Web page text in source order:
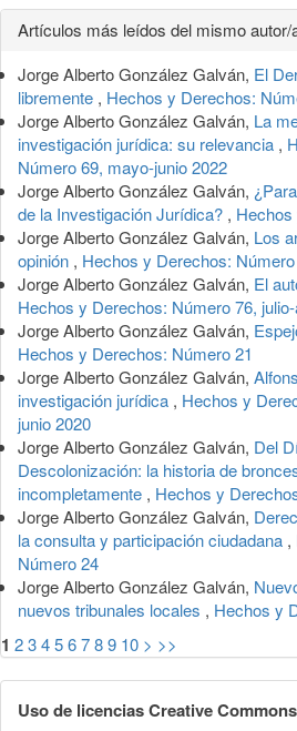
Detalles
del
artículo
Artículos más leídos del mismo autor/
Jorge Alberto González Galván, El
libremente , Hechos y Derechos:
Jorge Alberto González Galván, La
investigación jurídica: su relevancia ,
Número 69, mayo-junio 2022
Jorge Alberto González Galván,
de la Investigación Jurídica? ,
Jorge Alberto González Galván, Los
opinión , Hechos y Derechos:
Jorge Alberto González Galván, El
Hechos y Derechos: Número 76,
Jorge Alberto González Galván,
Hechos y Derechos: Número 21
Jorge Alberto González Galván,
investigación jurídica , Hechos y
junio 2020
Jorge Alberto González Galván, Del
Descolonización: la historia de
incompletamente , Hechos y
Jorge Alberto González Galván,
la consulta y participación ciudadana ,
Número 24
Jorge Alberto González Galván,
nuevos tribunales locales , Hechos y
1 23456789 10 > >>
Uso de licencias Creative